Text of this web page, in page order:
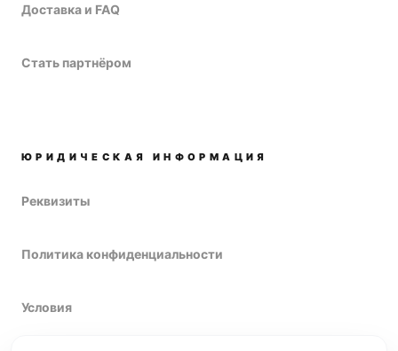
Доставка и FAQ
Стать партнёром
ЮРИДИЧЕСКАЯ ИНФОРМАЦИЯ
Реквизиты
Политика конфиденциальности
Условия